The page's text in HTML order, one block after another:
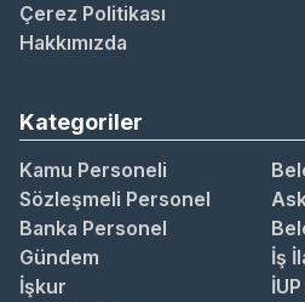
Çerez Politikası
Hakkımızda
Kategoriler
Kamu Personeli
Sözleşmeli Personel
Banka Personel
Gündem
İş
İşkur